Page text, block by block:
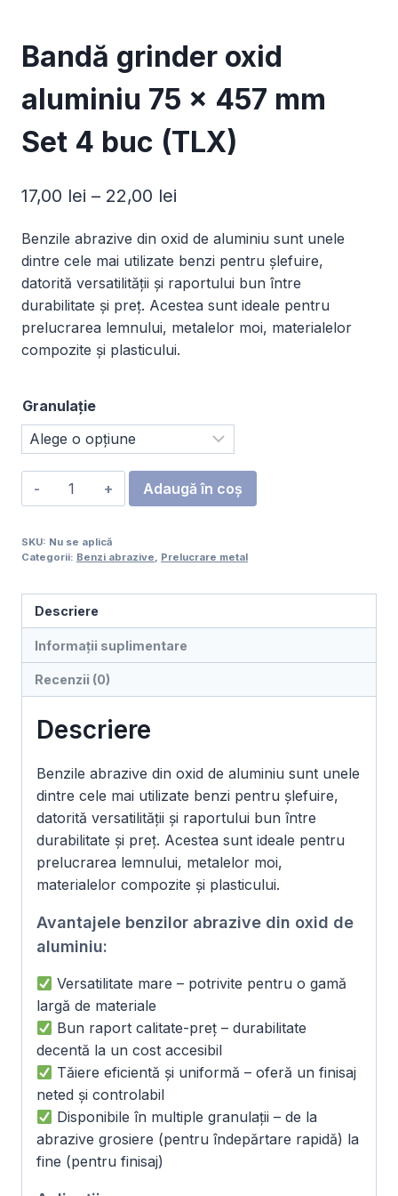
Bandă grinder oxid
aluminiu 75 x 457 mm
Set 4 buc (TLX)
17,00 lei – 22,00 lei
prețuri:
17,00 lei
până
la
Benzile abrazive din oxid de aluminiu sunt unele
dintre cele mai utilizate benzi pentru șlefuire,
datorită versatilității și raportului bun între
durabilitate și preț. Acestea sunt ideale pentru
prelucrarea lemnului, metalelor moi, materialelor
compozite și plasticului.
Granulație
Cantitate
Bandă
oxid
75
x
mm
Set
buc
Adaugă în coș
SKU: Nu se aplică
Categorii: Benzi abrazive, Prelucrare metal
Descriere
Informații suplimentare
Recenzii (0)
Descriere
Benzile abrazive din oxid de aluminiu sunt unele
dintre cele mai utilizate benzi pentru șlefuire,
datorită versatilității și raportului bun între
durabilitate și preț. Acestea sunt ideale pentru
prelucrarea lemnului, metalelor moi,
materialelor compozite și plasticului.
Avantajele benzilor abrazive din oxid de
aluminiu:
Versatilitate mare – potrivite pentru o gamă
largă de materiale
Bun raport calitate-preț – durabilitate
decentă la un cost accesibil
Tăiere eficientă și uniformă – oferă un finisaj
neted și controlabil
Disponibile în multiple granulații – de la
abrazive grosiere (pentru îndepărtare rapidă) la
fine (pentru finisaj)